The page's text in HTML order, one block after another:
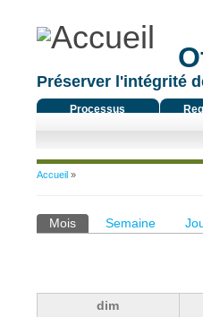
Préserver l'intégrité
Processus
Vous êtes ici
Accueil»
Onglets
Mois(onglet actif)
Semaine
dim